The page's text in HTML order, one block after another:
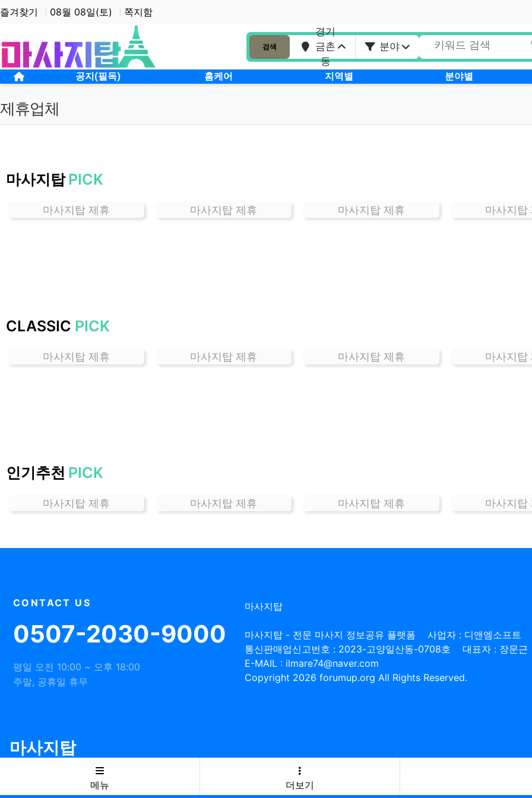
상단 네비
즐겨찾기 08월 08일(토) 쪽지함
검색
경기
금촌
동
분야
메인 메뉴 공지(필독) 홈케어 지역별 분야별
홈으로
제휴업체
금
치
할
마사지탑 PICK
마사지탑 제휴 마사지탑 제휴 마사지탑 제휴 마사지탑
CLASSIC PICK
마사지탑 제휴 마사지탑 제휴 마사지탑 제휴 마사지탑
인기추천 PICK
마사지탑 제휴 마사지탑 제휴 마사지탑 제휴 마사지탑
CONTACT US
0507-2030-9000
평일 오전 10:00 ~ 오후 18:00
주말, 공휴일 휴무
마사지탑
마사지탑 - 전문 마사지 정보공유 플랫폼
사업자 : 디앤엠소프트
통신판매업신고번호 : 2023-고양일산동-0708호
대표자 : 장문근
E-MAIL : ilmare74@naver.com
Copyright 2026 forumup.org All Rights Reserved.
마사지탑
메뉴 더보기